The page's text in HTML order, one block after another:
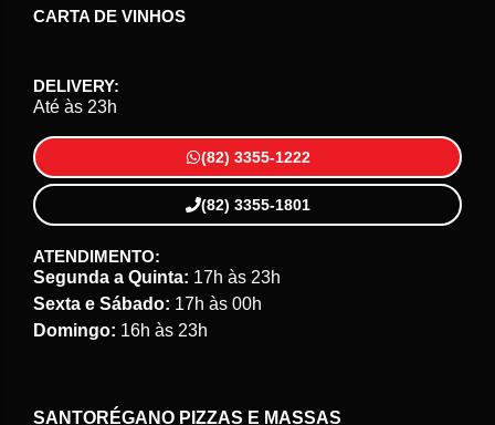
CARTA DE VINHOS
DELIVERY:
Até às 23h
(82) 3355-1222
(82) 3355-1801
ATENDIMENTO:
Segunda a Quinta: 17h às 23h
Sexta e Sábado: 17h às 00h
Domingo: 16h às 23h
SANTORÉGANO PIZZAS E MASSAS